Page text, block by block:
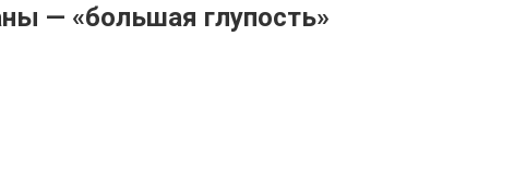
— «большая глупость»